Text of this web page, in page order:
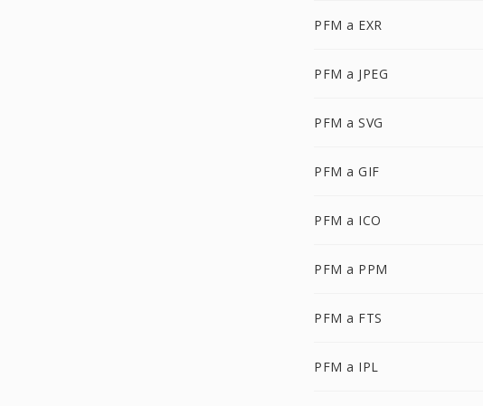
PFM a EXR
PFM a JPEG
PFM a SVG
PFM a GIF
PFM a ICO
PFM a PPM
PFM a FTS
PFM a IPL